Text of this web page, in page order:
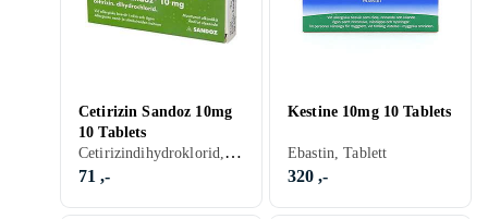
Cetirizin Sandoz 10mg
10 Tablets
Cetirizindihydroklorid, Tablett
71 ,-
Kestine 10mg 10 Tablets
Ebastin, Tablett
320 ,-